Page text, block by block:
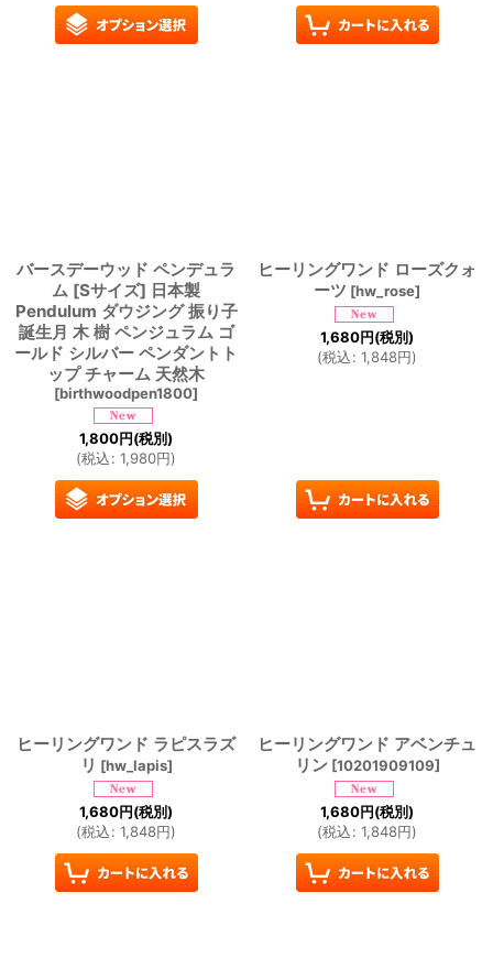
バースデーウッド ペンデュラ
ム [Sサイズ] 日本製
Pendulum ダウジング 振り子
誕生月 木 樹 ペンジュラム ゴ
ールド シルバー ペンダントト
ップ チャーム 天然木
[birthwoodpen1800]
1,800円(税別)
(税込: 1,980円)
ヒーリングワンド ローズクォ
ーツ [hw_rose]
1,680円(税別)
(税込: 1,848円)
ヒーリングワンド ラピスラズ
リ [hw_lapis]
1,680円(税別)
(税込: 1,848円)
ヒーリングワンド アベンチュ
リン [10201909109]
1,680円(税別)
(税込: 1,848円)